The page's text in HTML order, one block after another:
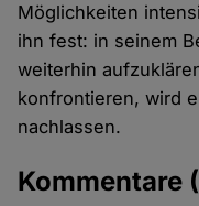
Möglichkeiten
ihn fest: in seinem
weiterhin
konfrontieren, wird
nachlassen.
Kommentare